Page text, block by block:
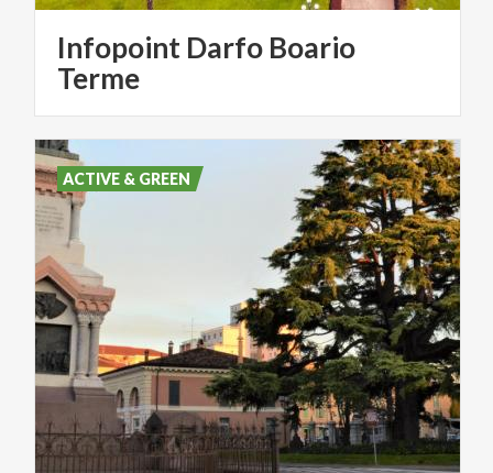
Infopoint Darfo Boario
Terme
ACTIVE & GREEN